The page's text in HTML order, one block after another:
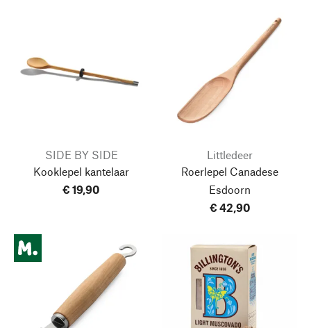
SIDE BY SIDE
Kooklepel kantelaar
€ 19,90
Littledeer
Roerlepel Canadese
Esdoorn
€ 42,90